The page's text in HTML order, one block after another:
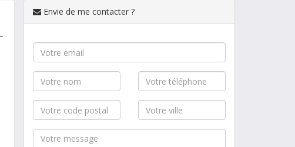
Envie de me contacter ?